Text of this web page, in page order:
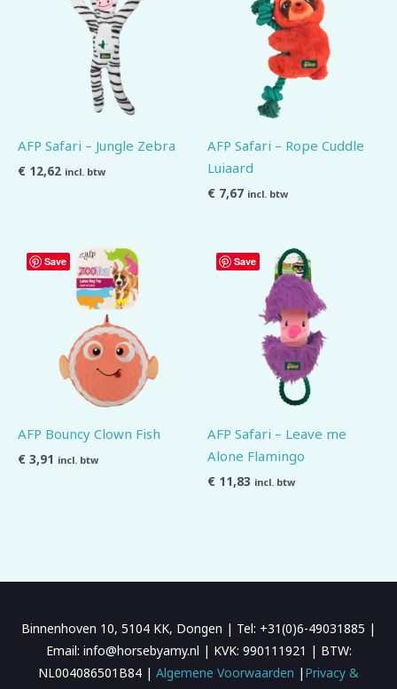
AFP Safari – Jungle Zebra
€ 12,62 incl. btw
AFP Safari – Rope Cuddle
Luiaard
€ 7,67 incl. btw
Save
AFP Bouncy Clown Fish
€ 3,91 incl. btw
Save
AFP Safari – Leave me
Alone Flamingo
€ 11,83 incl. btw
Binnenhoven 10, 5104 KK, Dongen | Tel: +31(0)6-49031885 |
Email: info@horsebyamy.nl | KVK: 990111921 | BTW:
NL004086501B84 | Algemene Voorwaarden | Privacy &